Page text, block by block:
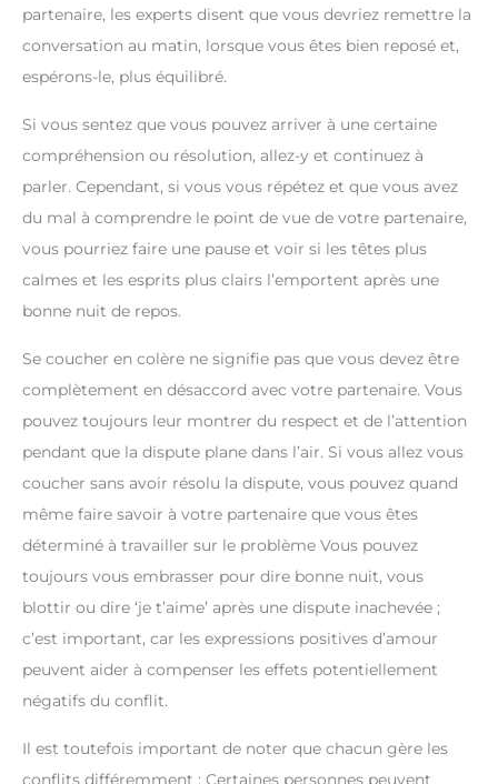
partenaire, les experts disent que vous devriez remettre la
conversation au matin, lorsque vous êtes bien reposé et,
espérons-le, plus équilibré.
Si vous sentez que vous pouvez arriver à une certaine
compréhension ou résolution, allez-y et continuez à
parler. Cependant, si vous vous répétez et que vous avez
du mal à comprendre le point de vue de votre partenaire,
vous pourriez faire une pause et voir si les têtes plus
calmes et les esprits plus clairs l’emportent après une
bonne nuit de repos.
Se coucher en colère ne signifie pas que vous devez être
complètement en désaccord avec votre partenaire. Vous
pouvez toujours leur montrer du respect et de l’attention
pendant que la dispute plane dans l’air. Si vous allez vous
coucher sans avoir résolu la dispute, vous pouvez quand
même faire savoir à votre partenaire que vous êtes
déterminé à travailler sur le problème Vous pouvez
toujours vous embrasser pour dire bonne nuit, vous
blottir ou dire ‘je t’aime’ après une dispute inachevée ;
c’est important, car les expressions positives d’amour
peuvent aider à compenser les effets potentiellement
négatifs du conflit.
Il est toutefois important de noter que chacun gère les
conflits différemment : Certaines personnes peuvent